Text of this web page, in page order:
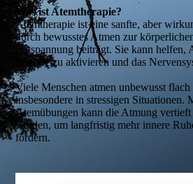
Was ist Atemtherapie?
Atemtherapie ist eine sanfte, aber
durch bewusstes Atmen zur
Entspannung beiträgt. Sie kann helfen,
Energie zu aktivieren und das
Viele Menschen atmen unbewusst flach
insbesondere in stressigen Situationen.
Atemübungen kann die Atmung
werden, um langfristig mehr innere
fördern.